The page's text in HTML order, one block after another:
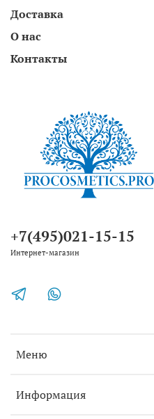
Доставка
О нас
Контакты
Меню
Информация
+7(495)021-15-15
Интернет-магазин